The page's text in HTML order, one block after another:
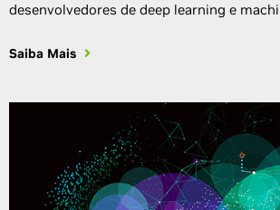
desenvolvedores de deep learning e
Saiba Mais